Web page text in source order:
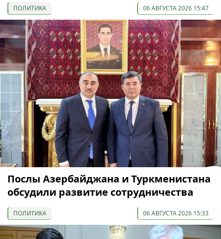
ПОЛИТИКА 06 АВГУСТА 2026 15:47
Послы Азербайджана и Туркменистана
обсудили развитие сотрудничества
ПОЛИТИКА 06 АВГУСТА 2026 15:33